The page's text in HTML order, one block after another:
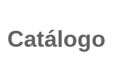
Catálogo